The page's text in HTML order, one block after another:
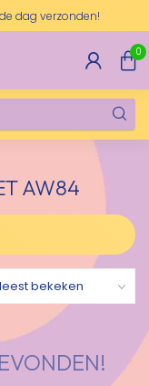
dag verzonden!
0
AW84